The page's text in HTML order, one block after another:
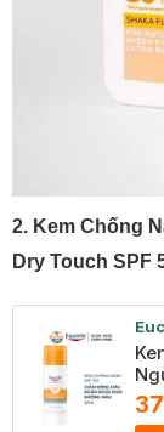
2. Kem Chống
Dry Touch SPF